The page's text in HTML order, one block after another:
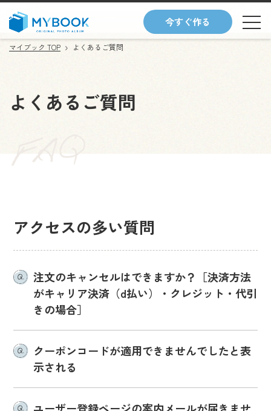
今すぐ作る
マイブック TOP よくあるご質問
よくあるご質問
アクセスの多い質問
注文のキャンセルはできますか？［決済方法
がキャリア決済（d払い）・クレジット・代引
きの場合］
クーポンコードが適用できませんでしたと表
示される
ユーザー登録ページの案内メールが届きませ